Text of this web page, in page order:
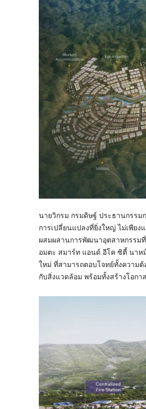
นายวิกรม กรมดิษฐ์ ประธานกรร
การเปลี่ยนแปลงที่ยิ่งใหญ่ ไม่เพีย
ผสมผสานการพัฒนาอุตสาหกรรม
อมตะ สมาร์ท แอนด์ อีโค ซิตี้ นาห
ใหม่ ที่สามารถตอบโจทย์ทั้งความต้
กับสิ่งแวดล้อม พร้อมทั้งสร้างโอก